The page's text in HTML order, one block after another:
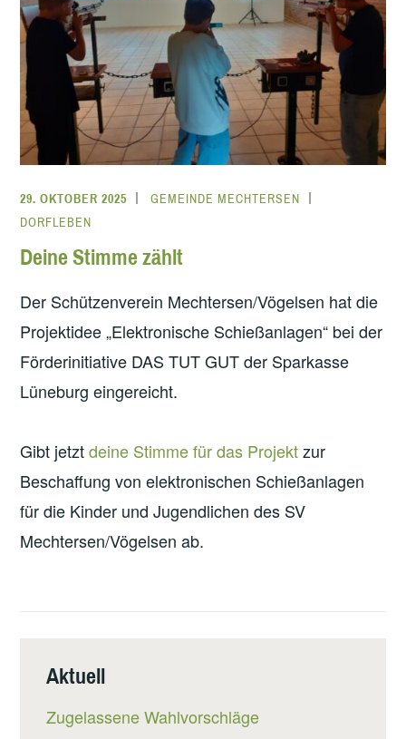
29. OKTOBER 2025
GEMEINDE MECHTERSEN
DORFLEBEN
Deine Stimme zählt
Der Schützenverein Mechtersen/Vögelsen hat die
Projektidee „Elektronische Schießanlagen“ bei der
Förderinitiative DAS TUT GUT der Sparkasse
Lüneburg eingereicht.
Gibt jetztdeine Stimme für das Projektzur
Beschaffung von elektronischen Schießanlagen
für die Kinder und Jugendlichen des SV
Mechtersen/Vögelsen ab.
Aktuell
Zugelassene Wahlvorschläge